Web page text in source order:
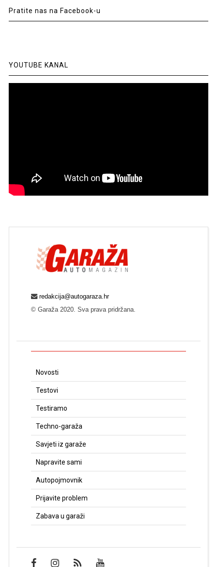
Pratite nas na Facebook-u
YOUTUBE KANAL
redakcija@autogaraza.hr
© Garaža 2020. Sva prava pridržana.
Novosti
Testovi
Testiramo
Techno-garaža
Savjeti iz garaže
Napravite sami
Autopojmovnik
Prijavite problem
Zabava u garaži